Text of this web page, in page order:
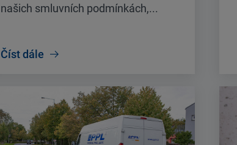
našich smluvních podmínkách,...
Číst dále